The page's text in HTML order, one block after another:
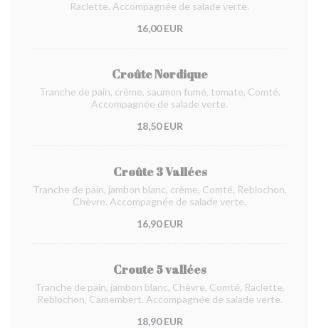
Raclette. Accompagnée de salade verte.
16,00 EUR
Croûte Nordique
Tranche de pain, crème, saumon fumé, tomate, Comté.
Accompagnée de salade verte.
18,50 EUR
Croûte 3 Vallées
Tranche de pain, jambon blanc, crème, Comté, Reblochon,
Chèvre. Accompagnée de salade verte.
16,90 EUR
Croute 5 vallées
Tranche de pain, jambon blanc, Chèvre, Comté, Raclette,
Reblochon, Camembert. Accompagnée de salade verte.
18,90 EUR